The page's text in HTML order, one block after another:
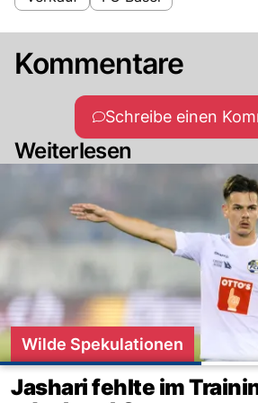
Kommentare
Schreibe einen
Weiterlesen
Wilde Spekulationen
Jashari fehlte im